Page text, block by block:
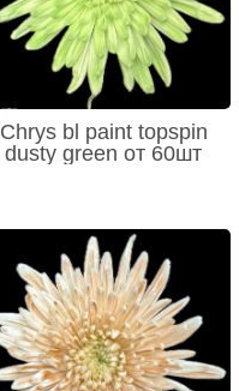
Chrys bl paint topspin
dusty green от 60шт